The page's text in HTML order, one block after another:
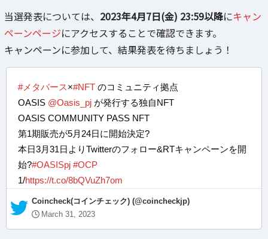
当選発表については、 2023年4月7日(金) 23:59以降にキャン
ペーンページにアクセスすることで確認できます。
キャンペーンに参加して、結果発表を待ちましょう！
#メタバース×#NFT のコミュニティ拠点
OASIS @Oasis_pj が発行する独自NFT
OASIS COMMUNITY PASS NFT
第1期販売が5月24日に開始決定?
本日3月31日よりTwitterのフォロー&RTキャンペーンを開
始?#OASISpj #OCP
1/https://t.co/8bQVuZh7om
— Coincheck(コインチェック) (@coincheckjp)
March 31, 2023